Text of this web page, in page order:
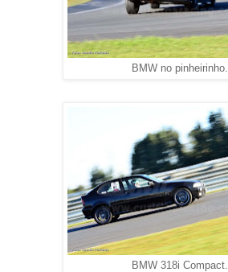
BMW no pinheirinho.
BMW 318i Compact.